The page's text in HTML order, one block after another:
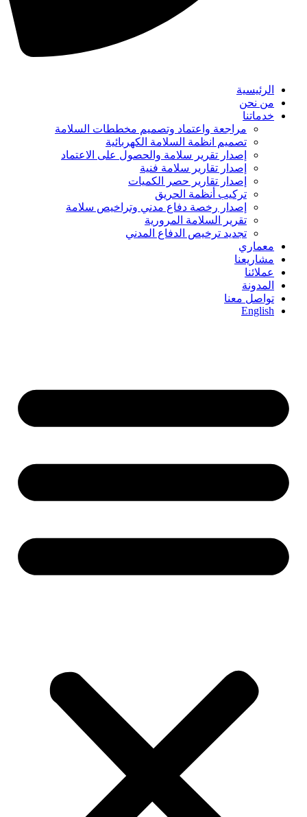
الرئيسية
من نحن
خدماتنا
مراجعة واعتماد وتصميم مخططات السلامة
تصميم انظمة السلامة الكهربائية
إصدار تقرير سلامة والحصول على الاعتماد
إصدار تقارير سلامة فنية
إصدار تقارير حصر الكميات
تركيب أنظمة الحريق
إصدار رخصة دفاع مدني وتراخيص سلامة
تقرير السلامة المرورية
تجديد ترخيص الدفاع المدني
معماري
مشاريعنا
عملائنا
المدونة
تواصل معنا
English